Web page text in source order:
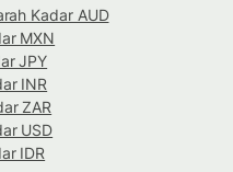
Kadar AUD
MXN
JPY
INR
ZAR
USD
IDR